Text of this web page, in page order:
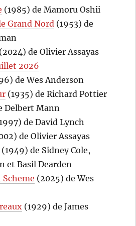
(1985) de Mamoru Oshii
Grand Nord (1953) de
(2024) de Olivier Assayas
2026
de Wes Anderson
(1935) de Richard Pottier
Delbert Mann
de David Lynch
de Olivier Assayas
(1949) de Sidney Cole,
et Basil Dearden
(2025) de Wes
(1929) de James